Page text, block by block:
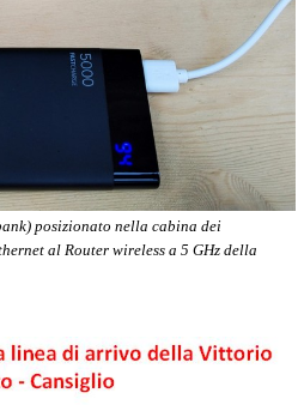
posizionato nella cabina dei
al Router wireless a 5 GHz della